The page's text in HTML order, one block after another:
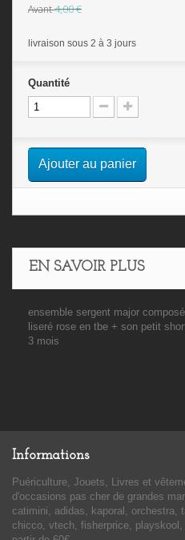
Avant4,00 €
livraison sous 2 à 3 jours
Quantité
Ajouter au panier
EN SAVOIR PLUS
ensemble sergent major
liseré rose en tbe + son petit
3 mois
Informations
Puériculture, Jouets, Livres et
d'occasions pas cher de grandes
catimini, adidas, kaporal, orchestra,
chicco, vtech, fisherprice,